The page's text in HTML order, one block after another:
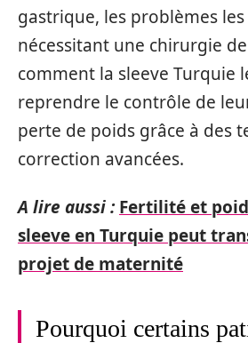
gastrique, les problèmes
nécessitant une chirurgie
comment la sleeve Turquie
reprendre le contrôle de
perte de poids grâce à des
correction avancées.
A lire aussi : Fertilité et
sleeve en Turquie peut
projet de maternité
Pourquoi certains